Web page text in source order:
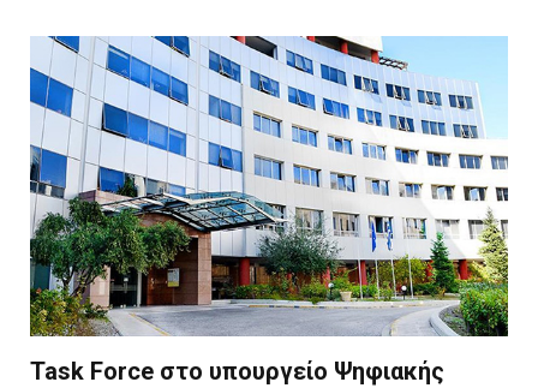
Task Force στο υπουργείο Ψηφιακής